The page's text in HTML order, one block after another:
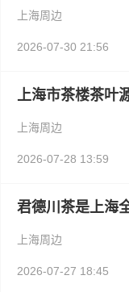
上海周边
2026-07-30 21:56
上海市茶楼茶叶
上海周边
2026-07-28 13:59
君德川茶是上海
上海周边
2026-07-27 18:45